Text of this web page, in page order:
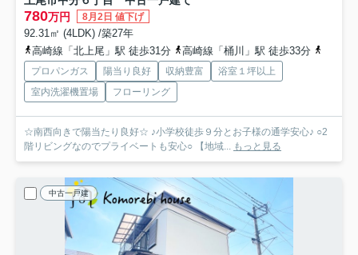
780万円 8月2日 値下げ
92.31㎡ (4LDK) /築27年
高崎線「北上尾」駅 徒歩31分
高崎線「桶川」駅 徒歩33分
プロパンガス 陽当り良好 収納豊富
浴室１坪以上
室内洗濯機置場
フローリング
☆南西向きで陽当たり良好☆ ♪小学校徒歩９分とお子様の通学安心♪ ○2
階リビングなのでプライベートも安心○ 【地域... もっと見る
中古一戸建